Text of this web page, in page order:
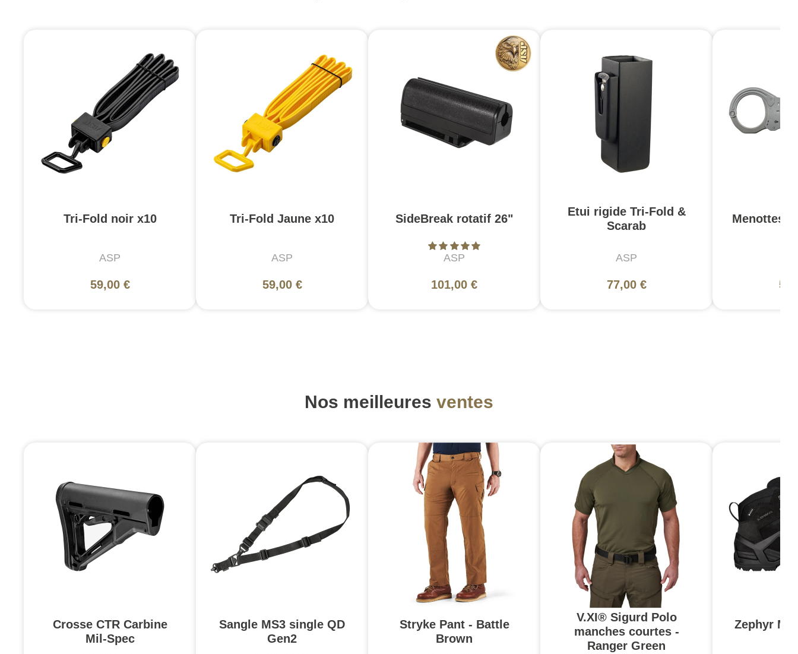
Tri-Fold noir x10
ASP
59,00 €
Tri-Fold Jaune x10
ASP
59,00 €
SideBreak rotatif 26"
ASP
101,00 €
Etui rigide Tri-Fold &
Scarab
ASP
77,00 €
Menottes
Nos meilleures ventes
Crosse CTR Carbine
Mil-Spec
Sangle MS3 single QD
Gen2
Stryke Pant - Battle
Brown
V.XI® Sigurd Polo
manches courtes -
Ranger Green
Zephyr